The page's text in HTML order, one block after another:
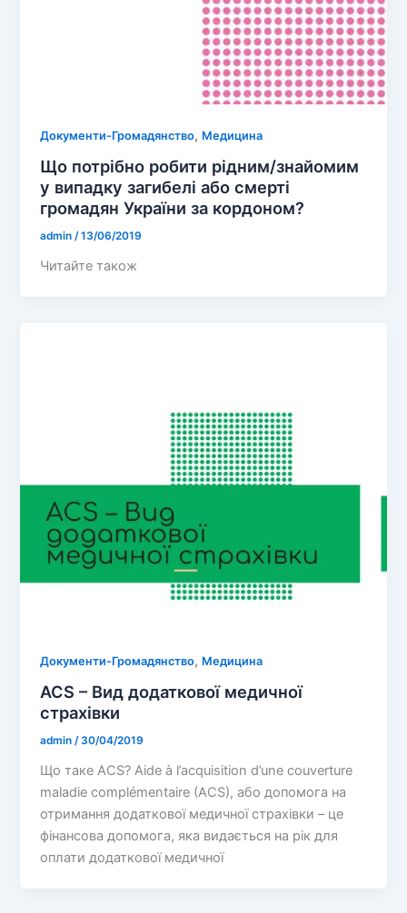
Документи-Громадянство, Медицина
Що потрібно робити рідним/знайомим
у випадку загибелі або смерті
громадян України за кордоном?
admin/13/06/2019
Читайте також
Документи-Громадянство, Медицина
ACS – Вид додаткової медичної
страхівки
admin/30/04/2019
Що таке ACS? Aide à l’acquisition d’une couverture
maladie complémentaire (ACS), або допомога на
отримання додаткової медичної страхівки – це
фінансова допомога, яка видається на рік для
оплати додаткової медичної